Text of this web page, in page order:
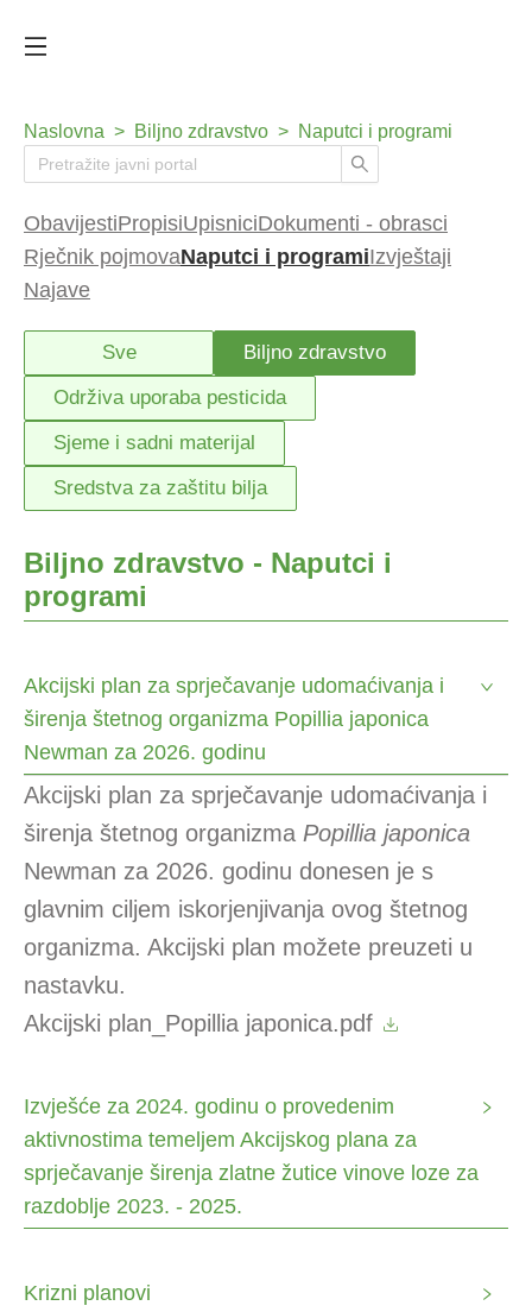
Naslovna > Biljno zdravstvo > Naputci i programi
ObavijestiPropisiUpisniciDokumenti - obrasci
Rječnik pojmovaNaputci i programiIzvještaji
Najave
Sve
Biljno zdravstvo
Održiva uporaba pesticida
Sjeme i sadni materijal
Sredstva za zaštitu bilja
Biljno zdravstvo - Naputci i
programi
Akcijski plan za sprječavanje udomaćivanja i
širenja štetnog organizma Popillia japonica
Newman za 2026. godinu
Akcijski plan za sprječavanje udomaćivanja i
širenja štetnog organizma Popillia japonica
Newman za 2026. godinu donesen je s
glavnim ciljem iskorjenjivanja ovog štetnog
organizma. Akcijski plan možete preuzeti u
nastavku.
Akcijski plan_Popillia japonica.pdf
Izvješće za 2024. godinu o provedenim
aktivnostima temeljem Akcijskog plana za
sprječavanje širenja zlatne žutice vinove loze za
razdoblje 2023. - 2025.
Krizni planovi